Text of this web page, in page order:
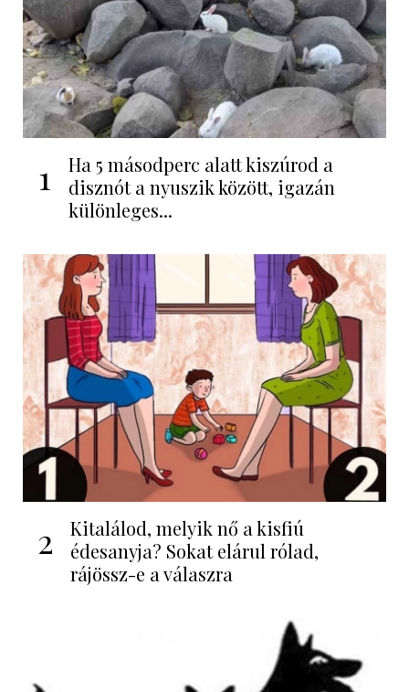
1
Ha 5 másodperc alatt kiszúrod a
disznót a nyuszik között, igazán
különleges...
2
Kitalálod, melyik nő a kisfiú
édesanyja? Sokat elárul rólad,
rájössz-e a válaszra